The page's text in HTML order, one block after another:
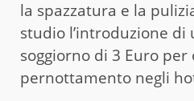
la spazzatura e la
studio l’introduzione di
soggiorno di 3 Euro per
pernottamento negli